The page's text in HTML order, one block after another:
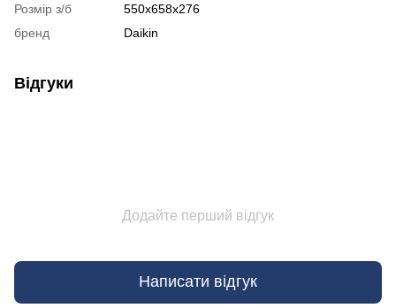
Розмір з/б
550x658x276
бренд
Daikin
Відгуки
Додайте перший відгук
Написати відгук